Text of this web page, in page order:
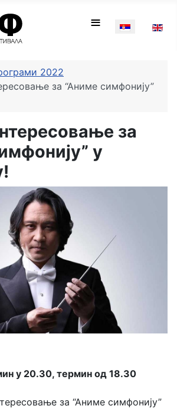
≡
2022
за “Аниме симфонију”
за
у
у 20.30, термин од 18.30
за “Аниме симфонију”